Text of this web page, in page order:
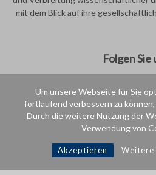
Um unsere Webseite für Sie
fortlaufend verbessern zu
Durch die weitere Nutzung der
Verwendung von
Akzeptieren Weitere
mit dem Blick auf ihre
Folgen Sie